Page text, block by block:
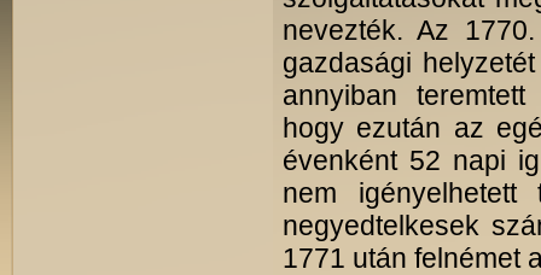
nevezték. Az
gazdasági
annyiban
hogy ezután az
évenként 52 napi
nem
negyedtelkesek
1771 után felnémet